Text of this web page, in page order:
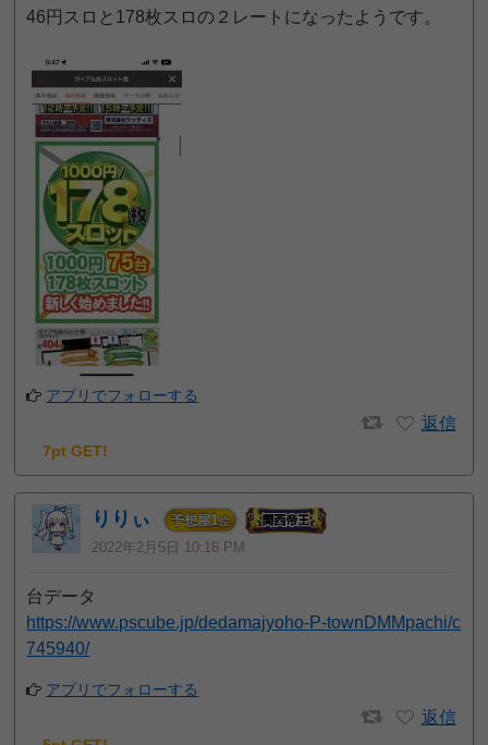
46円スロと178枚スロの２レートになったようです。
アプリでフォローする
返信
7pt GET!
りりぃ 予想屋1位
2022年2月5日 10:16 PM
台データ
https://www.pscube.jp/dedamajyoho-P-townDMMpachi/c
745940/
アプリでフォローする
返信